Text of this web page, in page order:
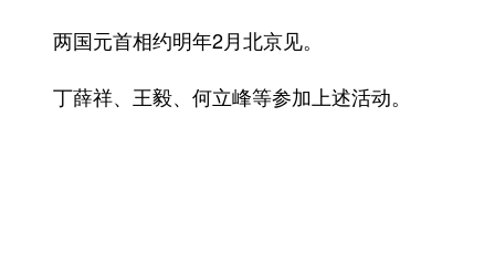
两国元首相约明年2月北京见。
丁薛祥、王毅、何立峰等参加上述活动。